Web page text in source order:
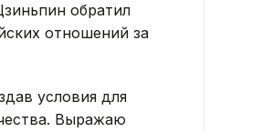
обратил
отношений за
условия для
Выражаю